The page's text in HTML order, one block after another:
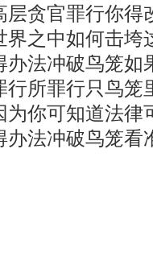
层贪官罪行你得
界之中如何击垮
办法冲破鸟笼如
所罪行只鸟笼
你可知道法律
法冲破鸟笼看